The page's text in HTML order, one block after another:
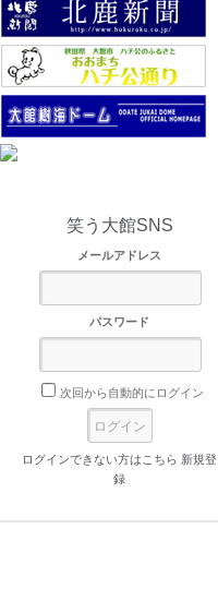
笑う大館SNS
メールアドレス
パスワード
次回から自動的にログイン
ログインできない方はこちら 新規登
録